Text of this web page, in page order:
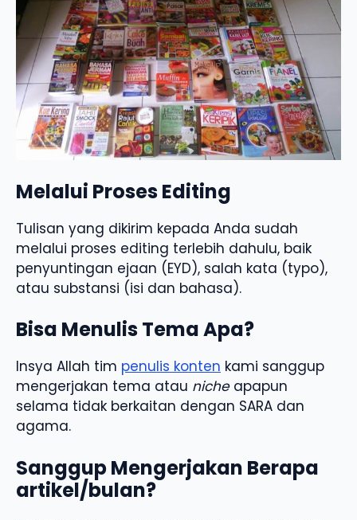
Melalui Proses Editing
Tulisan yang dikirim kepada Anda sudah
melalui proses editing terlebih dahulu, baik
penyuntingan ejaan (EYD), salah kata (typo),
atau substansi (isi dan bahasa).
Bisa Menulis Tema Apa?
Insya Allah tim penulis konten kami sanggup
mengerjakan tema atau nicheapapun
selama tidak berkaitan dengan SARA dan
agama.
Sanggup Mengerjakan Berapa
artikel/bulan?